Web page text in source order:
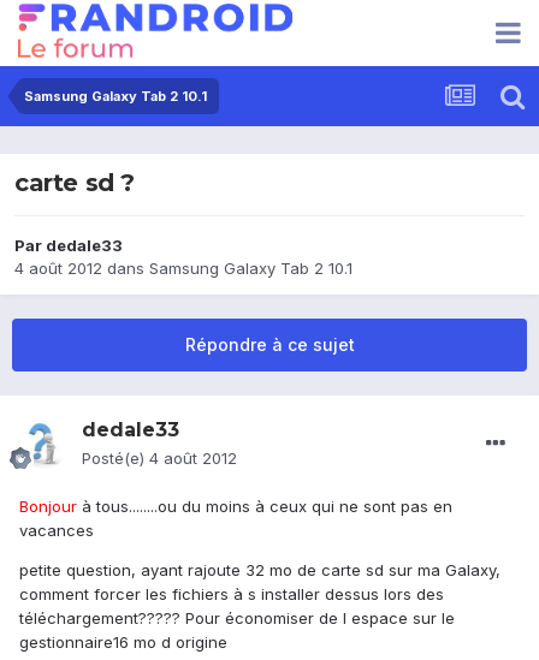
Samsung Galaxy Tab 2 10.1
carte sd ?
Par dedale33
4 août 2012 dans Samsung Galaxy Tab 2 10.1
Répondre à ce sujet
dedale33
Posté(e) 4 août 2012
Bonjour à tous........ou du moins à ceux qui ne sont pas en
vacances
petite question, ayant rajoute 32 mo de carte sd sur ma Galaxy,
comment forcer les fichiers à s installer dessus lors des
téléchargement????? Pour économiser de l espace sur le
gestionnaire16 mo d origine